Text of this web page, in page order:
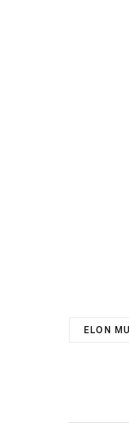
ELON